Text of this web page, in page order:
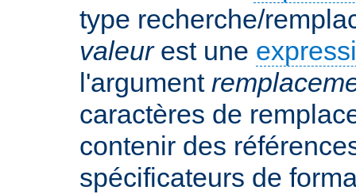
type recherche/
valeurest une
l'argument
caractères de
contenir des
spécificateurs de